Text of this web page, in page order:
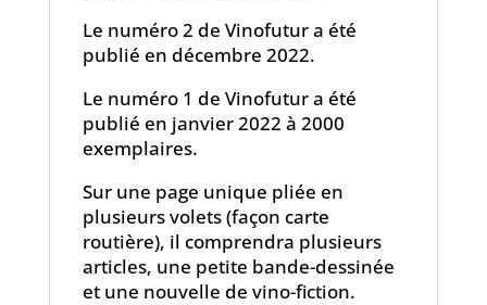
Le numéro 2 de Vinofutur a été
publié en décembre 2022.
Le numéro 1 de Vinofutur a été
publié en janvier 2022 à 2000
exemplaires.
Sur une page unique pliée en
plusieurs volets (façon carte
routière), il comprendra plusieurs
articles, une petite bande-dessinée
et une nouvelle de vino-fiction.